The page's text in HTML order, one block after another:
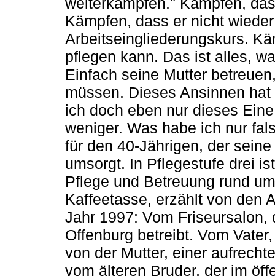
Kämpfen, dass er nicht
Arbeitseingliederungskurs.
pflegen kann. Das ist alles,
Einfach seine Mutter
müssen. Dieses Ansinnen
ich doch eben nur dieses
weniger. Was habe ich nur
für den 40-Jährigen, der
umsorgt. In Pflegestufe drei
Pflege und Betreuung rund
Kaffeetasse, erzählt von den
Jahr 1997: Vom
Offenburg betreibt. Vom
von der Mutter, einer
vom älteren Bruder, der im